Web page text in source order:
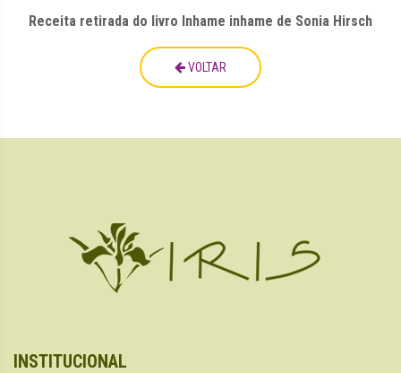
Receita retirada do livro Inhame inhame de Sonia Hirsch
VOLTAR
INSTITUCIONAL